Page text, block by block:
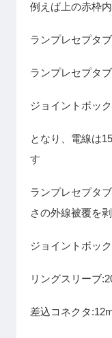
例えば上の赤枠
ランプレセプタ
ランプレセプタ
ジョイントボッ
となり、電線は
す
ランプレセプタ
さの外線被覆を
ジョイントボッ
リングスリーブ
差込コネクタ